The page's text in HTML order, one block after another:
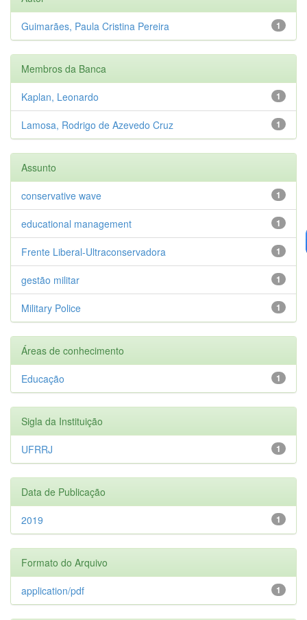
1
Guimarães, Paula Cristina Pereira
Membros da Banca
1
Kaplan, Leonardo
1
Lamosa, Rodrigo de Azevedo Cruz
Assunto
1
conservative wave
1
educational management
1
Frente Liberal-Ultraconservadora
1
gestão militar
1
Military Police
Áreas de conhecimento
1
Educação
Sigla da Instituição
1
UFRRJ
Data de Publicação
1
2019
Formato do Arquivo
1
application/pdf